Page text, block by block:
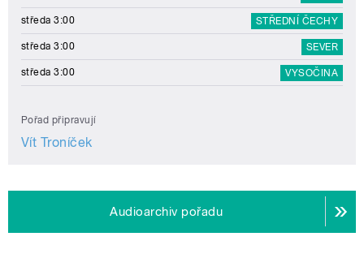
středa 3:00 STŘEDNÍ ČECHY
středa 3:00 SEVER
středa 3:00 VYSOČINA
Pořad připravují
Vít Troníček
Audioarchiv pořadu